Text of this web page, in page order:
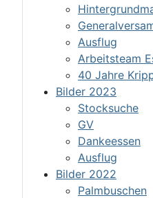
Ausflug
Arbeitsteam
40 Jahre
Bilder 2023
Stocksuche
GV
Dankeessen
Ausflug
Bilder 2022
Palmbuschen